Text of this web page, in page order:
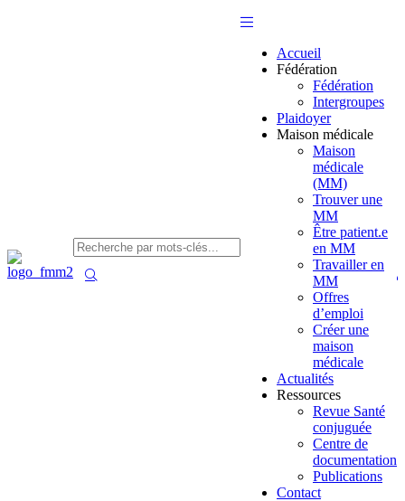
Accueil
Fédération
Fédération
Intergroupes
Plaidoyer
Maison médicale
Maison
médicale
(MM)
Trouver une
MM
Être patient.e
en MM
Travailler en
MM
Offres
d’emploi
Créer une
maison
médicale
Actualités
Ressources
Revue Santé
conjuguée
Centre de
documentation
Publications
Contact